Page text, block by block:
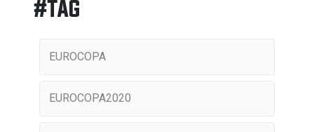
#TAG
EUROCOPA
EUROCOPA2020